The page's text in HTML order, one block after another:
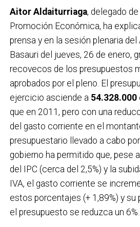
Aitor Aldaiturriaga, delegado
Promoción Económica, ha
prensa y en la sesión plenaria
Basauri del jueves, 26 de enero,
recovecos de los presupuestos
aprobados por el pleno. El
ejercicio asciende a 54.328.000
que en 2011, pero con una
del gasto corriente en el
presupuestario llevado a cabo
gobierno ha permitido que, pese
del IPC (cerca del 2,5%) y la
IVA, el gasto corriente se
estos porcentajes (+ 1,89%) y su
el presupuesto se reduzca un 6%.